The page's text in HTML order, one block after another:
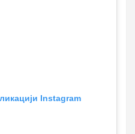
Instagram